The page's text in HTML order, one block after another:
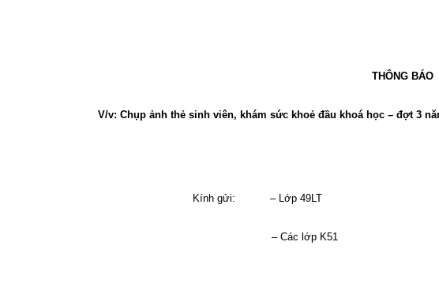
THÔNG BÁO
V/v: Chụp ảnh thẻ sinh viên, khám sức khoẻ đầu khoá học – đợt 3
Kính gửi: – Lớp 49LT
– Các lớp K51